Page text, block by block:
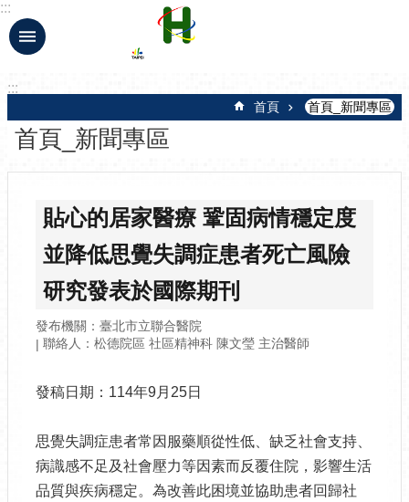
跳到主要內容區塊
:::
:::
首頁 首頁_新聞專區
首頁_新聞專區
貼心的居家醫療 鞏固病情穩定度
並降低思覺失調症患者死亡風險
研究發表於國際期刊
發布機關：臺北市立聯合醫院
聯絡人：松德院區 社區精神科 陳文瑩 主治醫師
發稿日期：114年9月25日
思覺失調症患者常因服藥順從性低、缺乏社會支持、
病識感不足及社會壓力等因素而反覆住院，影響生活
品質與疾病穩定。為改善此困境並協助患者回歸社